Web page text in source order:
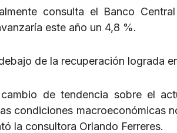
consulta el Banco
este año un 4,8 %.
de la recuperación lograda
de tendencia sobre el
condiciones macroeconómicas
la consultora Orlando Ferreres.